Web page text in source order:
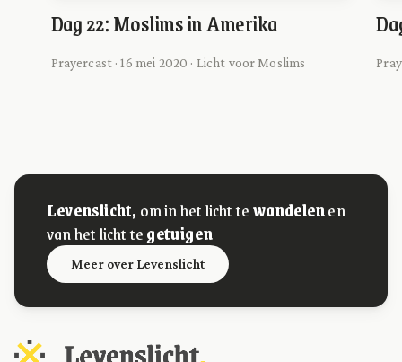
Dag 22: Moslims in Amerika
Prayercast · 16 mei 2020 · Licht voor Moslims
Levenslicht, om in het licht tewandelenen
van het licht tegetuigen
Meer over Levenslicht